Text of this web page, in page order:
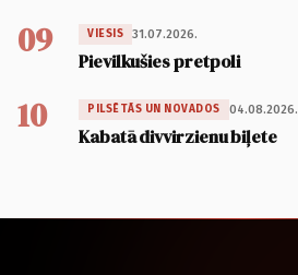
09 VIESIS 31.07.2026.
Pievilkušies pretpoli
10 PILSĒTĀS UN NOVADOS 04.08.2026.
Kabatā divvirzienu biļete